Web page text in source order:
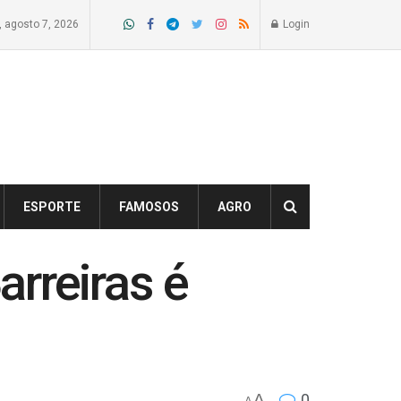
agosto 7, 2026 Login
ESPORTE FAMOSOS AGRO
é